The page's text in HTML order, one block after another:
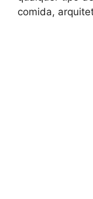
comida,